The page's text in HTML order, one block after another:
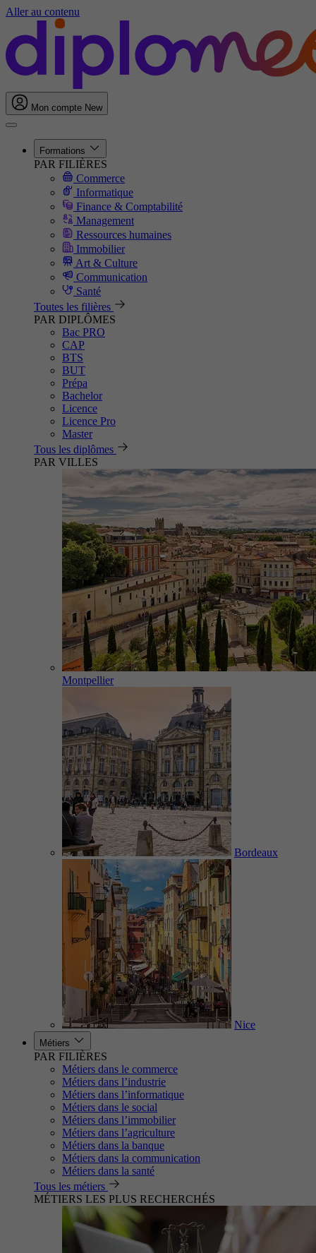
Aller au contenu
Mon compte New
Formations
PAR FILIÈRES
Commerce
Informatique
Finance & Comptabilité
Management
Ressources humaines
Immobilier
Art & Culture
Communication
Santé
Toutes les filières
PAR DIPLÔMES
Bac PRO
CAP
BTS
BUT
Prépa
Bachelor
Licence
Licence Pro
Master
Tous les diplômes
PAR VILLES
Montpellier
Bordeaux
Nice
Métiers
PAR FILIÈRES
Métiers dans le commerce
Métiers dans l’industrie
Métiers dans l’informatique
Métiers dans le social
Métiers dans l’immobilier
Métiers dans l’agriculture
Métiers dans la banque
Métiers dans la communication
Métiers dans la santé
Tous les métiers
MÉTIERS LES PLUS RECHERCHÉS